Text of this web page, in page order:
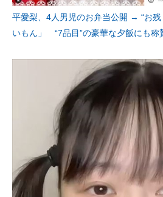
平愛梨、4人男児のお弁当公開 → “お
いもん」 “7品目”の豪華な夕飯にも称